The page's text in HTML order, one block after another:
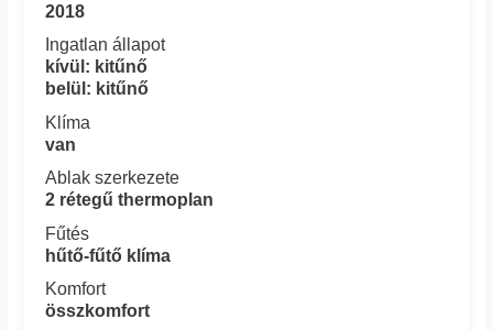
2018
Ingatlan állapot
kívül: kitűnő
belül: kitűnő
Klíma
van
Ablak szerkezete
2 rétegű thermoplan
Fűtés
hűtő-fűtő klíma
Komfort
összkomfort